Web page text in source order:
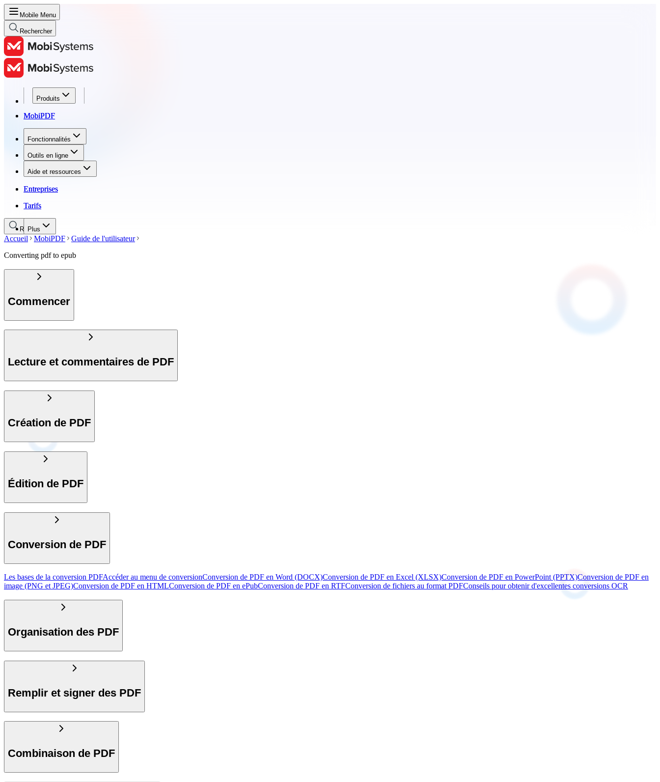
Mobile Menu
Rechercher
Produits
MobiPDF
Fonctionnalités
Outils en ligne
Aide et ressources
Entreprises
Tarifs
Plus
Produits
MobiPDF
Fonctionnalités
Outils en ligne
Aide et ressources
Entreprises
Tarifs
Rechercher
Accueil MobiPDF
Guide de l'utilisateur
Converting pdf to epub
Commencer
Lecture et commentaires de PDF
Création de PDF
Édition de PDF
Conversion de PDF
Les bases de la conversion PDFAccéder au menu de conversionConversion de PDF en Word (DOCX)Conversion de PDF en Excel (XLSX)Conversion de PDF en PowerPoint (PPTX)Conversion de PDF en
image (PNG et JPEG)Conversion de PDF en HTMLConversion de PDF en ePubConversion de PDF en RTFConversion de fichiers au format PDFConseils pour obtenir d'excellentes conversions OCR
Organisation des PDF
Remplir et signer des PDF
Combinaison de PDF